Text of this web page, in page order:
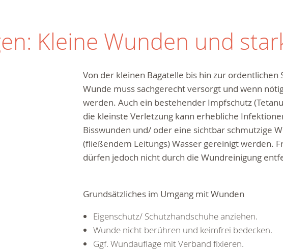
Kleine Wunden und
Von der kleinen Bagatelle bis hin zur ordentlichen
Wunde muss sachgerecht versorgt und wenn
werden. Auch ein bestehender Impfschutz
die kleinste Verletzung kann erhebliche
Bisswunden und/ oder eine sichtbar schmutzige
(fließendem Leitungs) Wasser gereinigt werden.
dürfen jedoch nicht durch die Wundreinigung
Grundsätzliches im Umgang mit Wunden
Eigenschutz/ Schutzhandschuhe anziehen.
Wunde nicht berühren und keimfrei bedecken.
Ggf. Wundauflage mit Verband fixieren.